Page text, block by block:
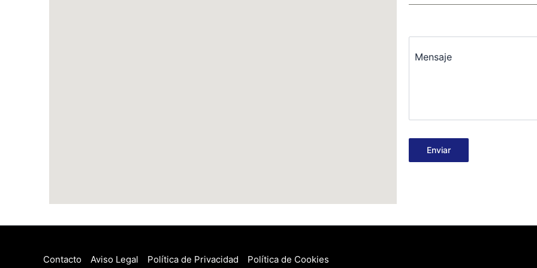
Mensaje
Enviar
Contacto Aviso Legal Política de Privacidad Política de Cookies